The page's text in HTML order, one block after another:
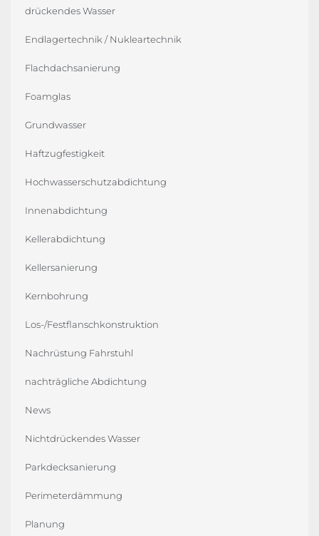
drückendes Wasser
Endlagertechnik / Nukleartechnik
Flachdachsanierung
Foamglas
Grundwasser
Haftzugfestigkeit
Hochwasserschutzabdichtung
Innenabdichtung
Kellerabdichtung
Kellersanierung
Kernbohrung
Los-/Festflanschkonstruktion
Nachrüstung Fahrstuhl
nachträgliche Abdichtung
News
Nichtdrückendes Wasser
Parkdecksanierung
Perimeterdämmung
Planung